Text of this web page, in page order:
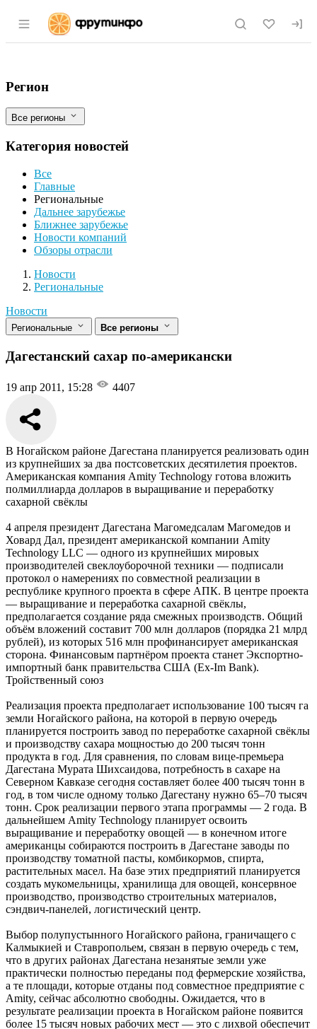
Раздел навигации по сайту fruitinfo.ru
Дагестанский сахар по-американски
Фильтры
Регион
Все регионы
Категория новостей
Все
Главные
Региональные
Дальнее зарубежье
Ближнее зарубежье
Новости компаний
Обзоры отрасли
Новости
Разделы
Новости
Региональные
Новости
Региональные Все регионы
Дагестанский сахар по-американски
19 апр 2011, 15:28 4407
В Ногайском районе Дагестана планируется реализовать один
из крупнейших за два постсоветских десятилетия проектов.
Американская компания Аmity Technology готова вложить
полмиллиарда долларов в выращивание и переработку
сахарной свёклы
4 апреля президент Дагестана Магомедсалам Магомедов и
Ховард Дал, президент американской компании Аmity
Technology LLC — одного из крупнейших мировых
производителей свеклоуборочной техники — подписали
протокол о намерениях по совместной реализации в
республике крупного проекта в сфере АПК. В центре проекта
— выращивание и переработка сахарной свёклы,
предполагается создание ряда смежных производств. Общий
объём вложений составит 700 млн долларов (порядка 21 млрд
рублей), из которых 516 млн профинансирует американская
сторона. Финансовым партнёром проекта станет Экспортно-
импортный банк правительства США (Ex-Im Bank).
Тройственный союз
Реализация проекта предполагает использование 100 тысяч га
земли Ногайского района, на которой в первую очередь
планируется построить завод по переработке сахарной свёклы
и производству сахара мощностью до 200 тысяч тонн
продукта в год. Для сравнения, по словам вице-премьера
Дагестана Мурата Шихсаидова, потребность в сахаре на
Северном Кавказе сегодня составляет более 400 тысяч тонн в
год, в том числе одному только Дагестану нужно 65–70 тысяч
тонн. Срок реализации первого этапа программы — 2 года. В
дальнейшем Аmity Technology планирует освоить
выращивание и переработку овощей — в конечном итоге
американцы собираются построить в Дагестане заводы по
производству томатной пасты, комбикормов, спирта,
растительных масел. На базе этих предприятий планируется
создать мукомельницы, хранилища для овощей, консервное
производство, производство строительных материалов,
сэндвич-панелей, логистический центр.
Выбор полупустынного Ногайского района, граничащего с
Калмыкией и Ставропольем, связан в первую очередь с тем,
что в других районах Дагестана незанятые земли уже
практически полностью переданы под фермерские хозяйства,
а те площади, которые отданы под совместное предприятие с
Amity, сейчас абсолютно свободны. Ожидается, что в
результате реализации проекта в Ногайском районе появится
более 15 тысяч новых рабочих мест — это с лихвой обеспечит